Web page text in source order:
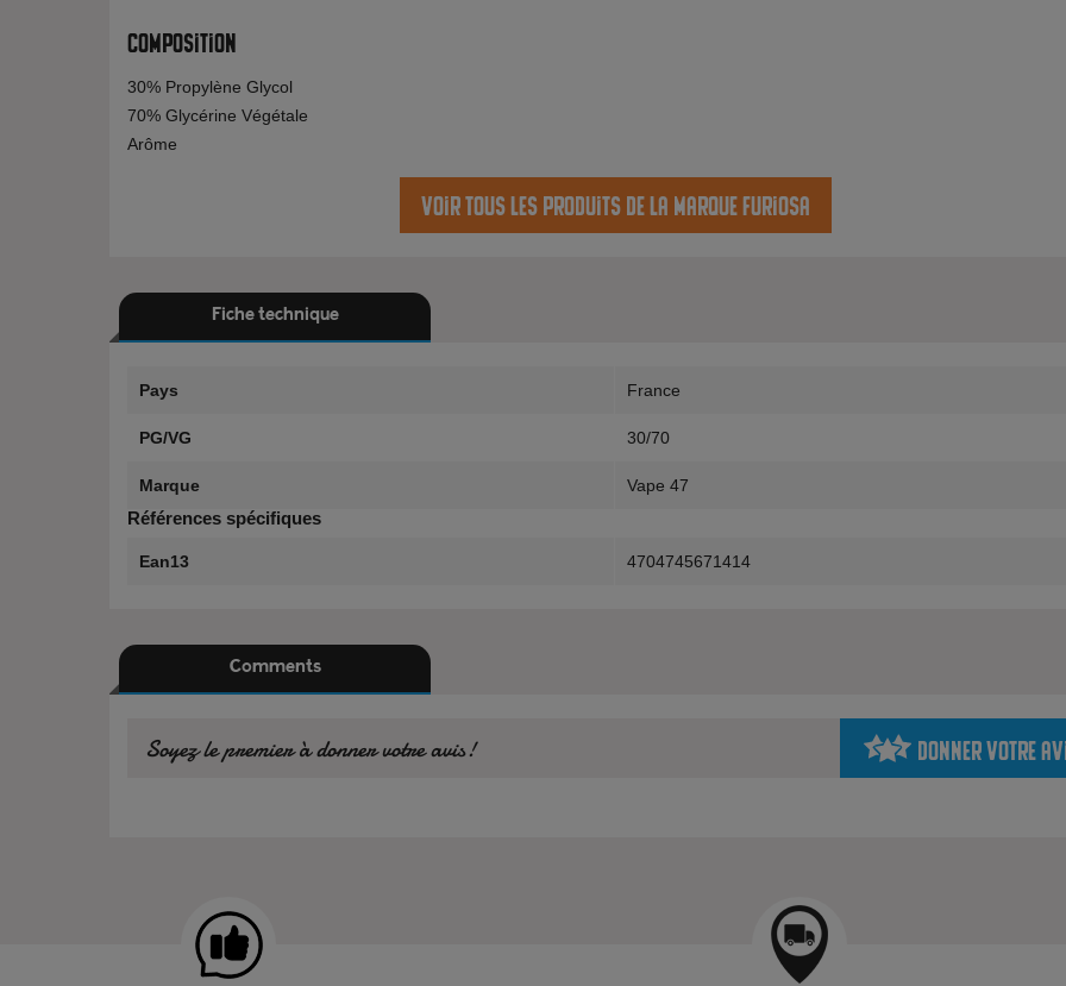
Composition
30% Propylène Glycol
70% Glycérine Végétale
Arôme
Voir tous les produits de la marque Furiosa
Fiche technique
Pays France
PG/VG 30/70
Marque Vape 47
Références spécifiques
Ean13 4704745671414
Comments
Soyez le premier à donner votre avis! Donner votre